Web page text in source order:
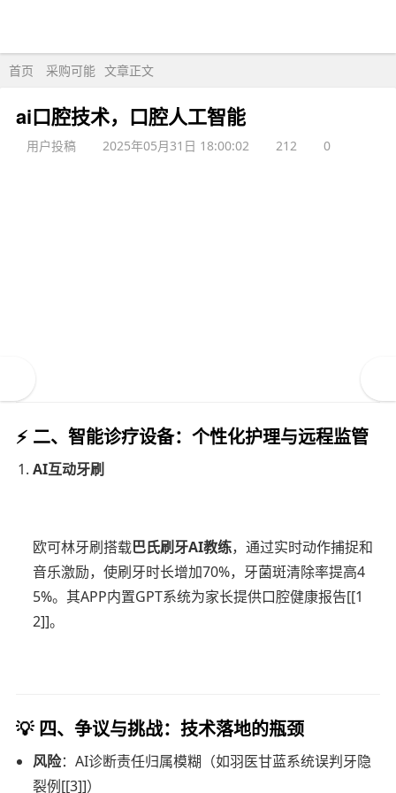
首页 采购可能 文章正文
ai口腔技术，口腔人工智能
用户投稿 2025年05月31日 18:00:02 212 0
⚡ 二、智能诊疗设备：个性化护理与远程监管
AI互动牙刷
欧可林牙刷搭载巴氏刷牙AI教练，通过实时动作捕捉和
音乐激励，使刷牙时长增加70%，牙菌斑清除率提高4
5%。其APP内置GPT系统为家长提供口腔健康报告[[1
2]]。
💡 四、争议与挑战：技术落地的瓶颈
风险：AI诊断责任归属模糊（如羽医甘蓝系统误判牙隐
裂例[[3]]）